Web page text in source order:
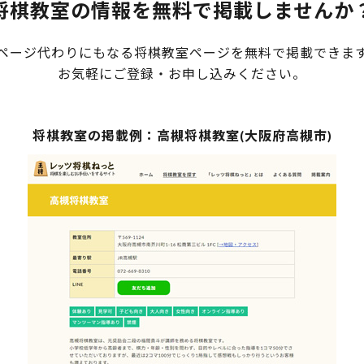
棋教室の情報を無料で掲載しませんか
ージ代わりにもなる将棋教室ページを無料で掲載できま
お気軽にご登録・お申し込みください。
将棋教室の掲載例：高槻将棋教室(大阪府高槻市)